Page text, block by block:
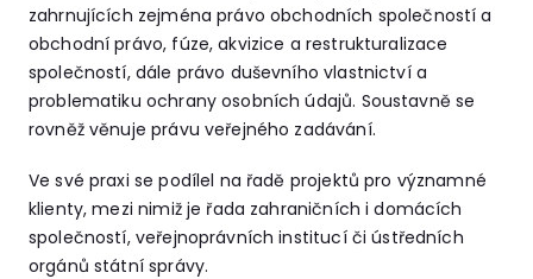
zahrnujících zejména právo obchodních společností a
obchodní právo, fúze, akvizice a restrukturalizace
společností, dále právo duševního vlastnictví a
problematiku ochrany osobních údajů. Soustavně se
rovněž věnuje právu veřejného zadávání.
Ve své praxi se podílel na řadě projektů pro významné
klienty, mezi nimiž je řada zahraničních i domácích
společností, veřejnoprávních institucí či ústředních
orgánů státní správy.